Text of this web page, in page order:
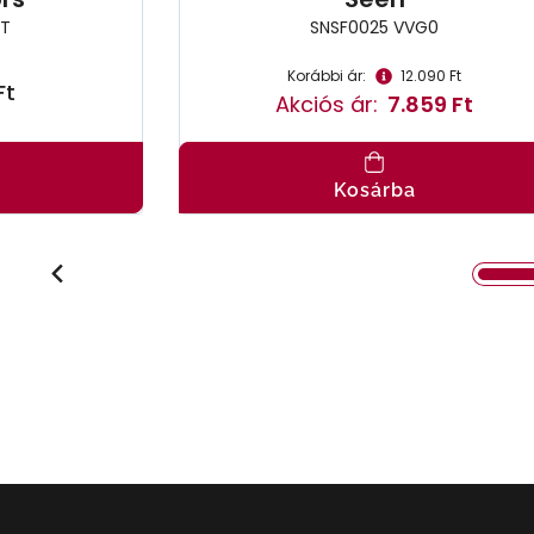
SNSF0025 VVG0
Korábbi ár: 12.090 Ft
Akciós ár: 7.859 Ft
Kosárba